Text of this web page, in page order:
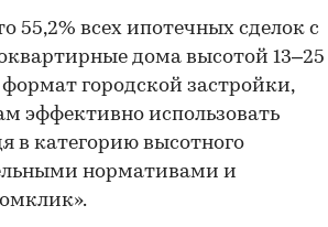
55,2% всех ипотечных сделок с
дома высотой 13–25
городской застройки,
эффективно использовать
в категорию высотного
нормативами и